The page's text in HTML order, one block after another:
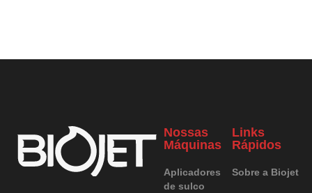
Nossas
Máquinas
Aplicadores
de sulco
Links
Rápidos
Sobre a Biojet